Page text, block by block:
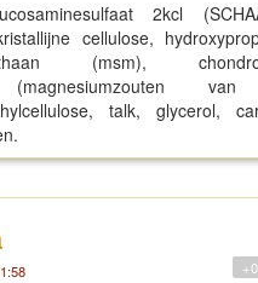
2kcl
cellulose,
(msm),
(magnesiumzouten van
talk, glycerol,
+0